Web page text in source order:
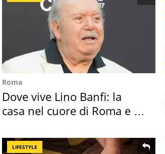
Roma
Dove vive Lino Banfi: la
casa nel cuore di Roma e i
LIFESTYLE